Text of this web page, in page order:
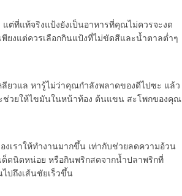
แต่ที่แท้จริงแป้งยังเป็นอาหารที่คุณไม่ควรจะงด
ยงแต่ควรเลือกกินแป้งที่ไม่ขัดสีและน้ำตาลต่ำๆ
ลียวแล หารู้ไม่ว่าคุณกำลังพลาดของดีไปซะ แล้ว
ช่วยให้ไขมันในหน้าท้อง ต้นแขน สะโพกของคุณ
เราให้ทำงานมากขึ้น เท่ากับช่วยลดความอ้วน
ด็ดนิดหน่อย หรือกินพริกสดจากน้ำปลาพริกที่
ปถึงเส้นชัยเร็วขึ้น